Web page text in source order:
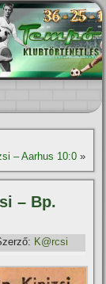
– Aarhus 10:0»
– Bp.
K@rcsi